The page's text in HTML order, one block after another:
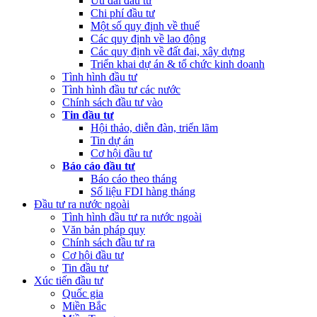
Chi phí đầu tư
Một số quy định về thuế
Các quy định về lao động
Các quy định về đất đai, xây dựng
Triển khai dự án & tổ chức kinh doanh
Tình hình đầu tư
Tình hình đầu tư các nước
Chính sách đầu tư vào
Tin đầu tư
Hội thảo, diễn đàn, triển lãm
Tin dự án
Cơ hội đầu tư
Báo cáo đầu tư
Báo cáo theo tháng
Số liệu FDI hàng tháng
Đầu tư ra nước ngoài
Tình hình đầu tư ra nước ngoài
Văn bản pháp quy
Chính sách đầu tư ra
Cơ hội đầu tư
Tin đầu tư
Xúc tiến đầu tư
Quốc gia
Miền Bắc